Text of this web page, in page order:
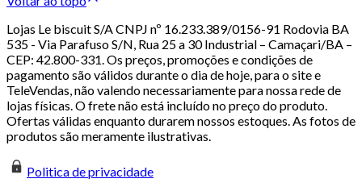
Lojas Le biscuit S/A CNPJ nº 16.233.389/0156-91 Rodovia BA
535 - Via Parafuso S/N, Rua 25 a 30 Industrial – Camaçari/BA –
CEP: 42.800-331. Os preços, promoções e condições de
pagamento são válidos durante o dia de hoje, para o site e
TeleVendas, não valendo necessariamente para nossa rede de
lojas físicas. O frete não está incluído no preço do produto.
Ofertas válidas enquanto durarem nossos estoques. As fotos de
produtos são meramente ilustrativas.
Politica de privacidade